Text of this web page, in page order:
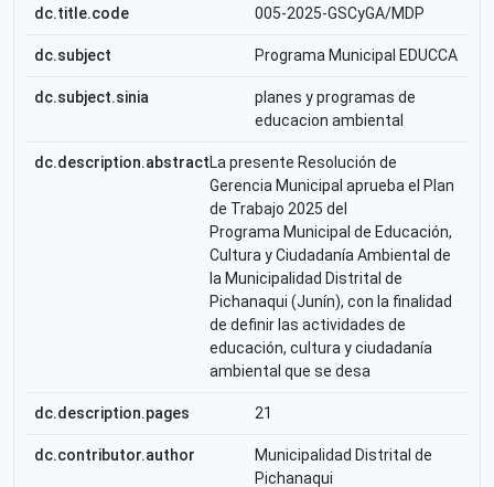
dc.title.code 005-2025-GSCyGA/MDP
dc.subject Programa Municipal EDUCCA
dc.subject.sinia
planes y programas de
educacion ambiental
dc.description.abstractLa presente Resolución de
Gerencia Municipal aprueba el Plan
de Trabajo 2025 del
Programa Municipal de Educación,
Cultura y Ciudadanía Ambiental de
la Municipalidad Distrital de
Pichanaqui (Junín), con la finalidad
de definir las actividades de
educación, cultura y ciudadanía
ambiental que se desa
dc.description.pages 21
dc.contributor.author
Municipalidad Distrital de
Pichanaqui